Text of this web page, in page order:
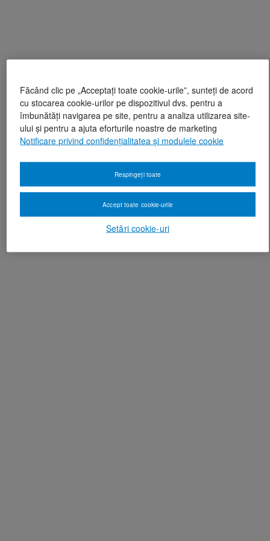
Făcând clic pe „Acceptați toate cookie-urile”, sunteți de acord
cu stocarea cookie-urilor pe dispozitivul dvs. pentru a
îmbunătăți navigarea pe site, pentru a analiza utilizarea site-
ului și pentru a ajuta eforturile noastre de marketing
Notificare privind confidențialitatea și modulele cookie
Setări cookie-uri
Respingeți toate
Accept toate cookie-urile